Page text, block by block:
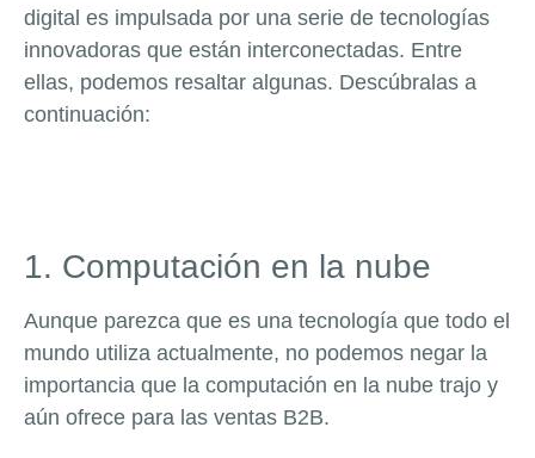
digital es impulsada por una serie de tecnologías
innovadoras que están interconectadas. Entre
ellas, podemos resaltar algunas. Descúbralas a
continuación:
1. Computación en la nube
Aunque parezca que es una tecnología que todo el
mundo utiliza actualmente, no podemos negar la
importancia que la computación en la nube trajo y
aún ofrece para las ventas B2B.